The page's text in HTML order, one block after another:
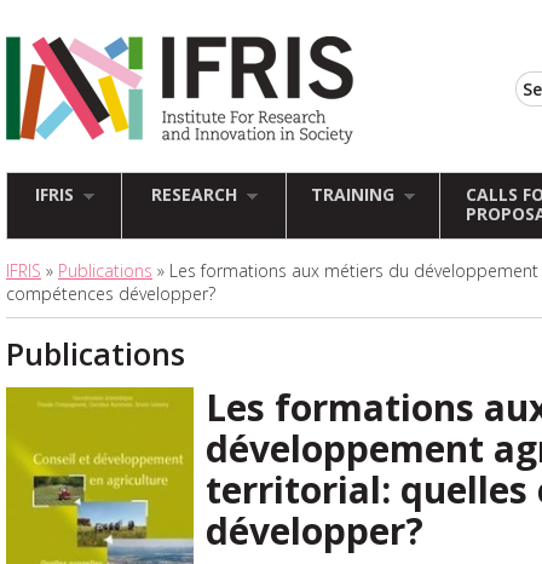
IFRIS RESEARCH TRAINING
CALLS
IFRIS » Publications » Les formations aux métiers du
compétences développer?
Publications
Les formations
développement
territorial: quelles
développer?